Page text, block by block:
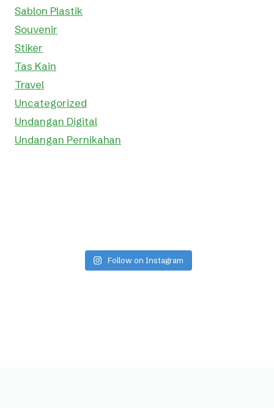
Sablon Plastik
Souvenir
Stiker
Tas Kain
Travel
Uncategorized
Undangan Digital
Undangan Pernikahan
Follow on Instagram